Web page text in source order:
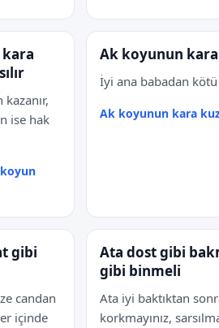
kara
ise hak
Ak koyunun
İyi ana babadan
Ak koyunun kara
gibi
candan
içinde
Ata dost gibi
gibi binmeli
Ata iyi baktıktan
korkmayınız,